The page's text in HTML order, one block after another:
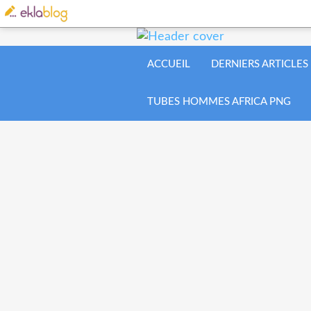
ACCUEIL DERNIERS ARTICLES
TUBES HOMMES AFRICA PNG